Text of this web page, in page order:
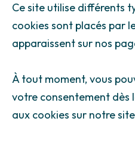
Ce site utilise différents
cookies sont placés par
apparaissent sur nos
À tout moment, vous
votre consentement dès
aux cookies sur notre